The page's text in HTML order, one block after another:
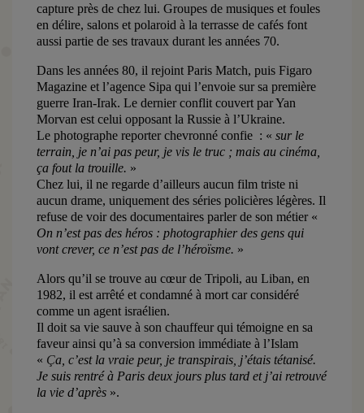
capture près de chez lui. Groupes de musiques et foules
en délire, salons et polaroid à la terrasse de cafés font
aussi partie de ses travaux durant les années 70.
Dans les années 80, il rejoint Paris Match, puis Figaro
Magazine et l’agence Sipa qui l’envoie sur sa première
guerre Iran-Irak. Le dernier conflit couvert par Yan
Morvan est celui opposant la Russie à l’Ukraine.
Le photographe reporter chevronné confie : « sur le
terrain, je n’ai pas peur, je vis le truc ; mais au cinéma,
ça fout la trouille. »
Chez lui, il ne regarde d’ailleurs aucun film triste ni
aucun drame, uniquement des séries policières légères. Il
refuse de voir des documentaires parler de son métier «
On n’est pas des héros : photographier des gens qui
vont crever, ce n’est pas de l’héroïsme. »
Alors qu’il se trouve au cœur de Tripoli, au Liban, en
1982, il est arrêté et condamné à mort car considéré
comme un agent israélien.
Il doit sa vie sauve à son chauffeur qui témoigne en sa
faveur ainsi qu’à sa conversion immédiate à l’Islam
« Ça, c’est la vraie peur, je transpirais, j’étais tétanisé.
Je suis rentré à Paris deux jours plus tard et j’ai retrouvé
la vie d’après ».